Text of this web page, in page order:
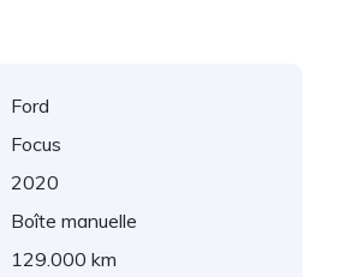
Ford
Focus
2020
Boîte manuelle
129.000 km